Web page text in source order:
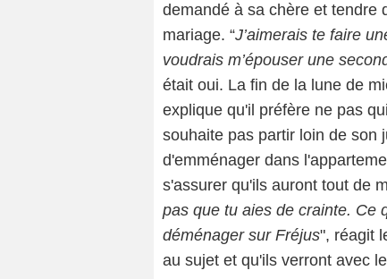
demandé à sa chère et tendre
mariage. “J’aimerais te faire
voudrais m’épouser une
était oui. La fin de la lune de
explique qu'il préfère ne pas
souhaite pas partir loin de son
d'emménager dans
s'assurer qu'ils auront tout de
pas que tu aies de crainte. Ce
déménager sur Fréjus", réagit
au sujet et qu'ils verront avec